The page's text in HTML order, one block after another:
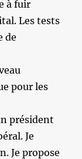
à fuir
Les tests
de
pour les
président
Je
Je propose